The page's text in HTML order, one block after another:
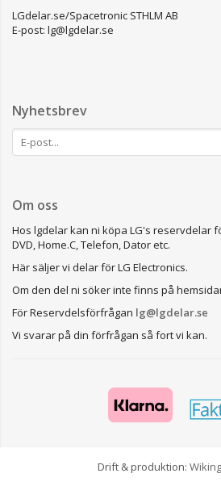
LGdelar.se/Spacetronic STHLM AB
E-post: lg@lgdelar.se
Nyhetsbrev
Om oss
Hos lgdelar kan ni köpa LG's reservdelar
DVD, Home.C, Telefon, Dator etc.
Här säljer vi delar för LG Electronics.
Om den del ni söker inte finns på
För Reservdelsförfrågan lg@lgdelar.se
Vi svarar på din förfrågan så fort vi kan.
Drift & produktion: